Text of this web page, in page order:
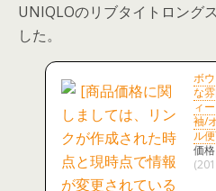
UNIQLOのリブタイトロング
した。
ボ
な
ィ
袖/
ル便
価